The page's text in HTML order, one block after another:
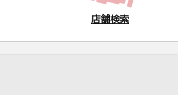
店舗検索